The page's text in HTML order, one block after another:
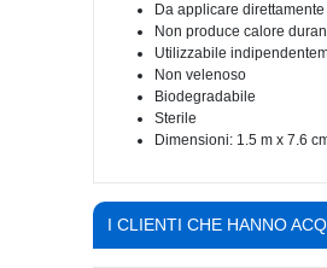
Da applicare
Non produce calore
Utilizzabile
Non velenoso
Biodegradabile
Sterile
Dimensioni: 1.5 m x 7.6
I CLIENTI CHE HANNO